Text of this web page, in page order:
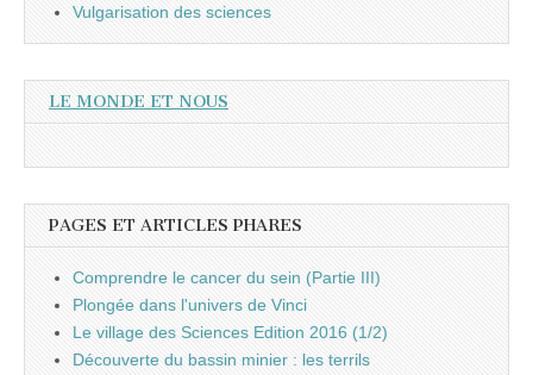
Vulgarisation des sciences
LE MONDE ET NOUS
PAGES ET ARTICLES PHARES
Comprendre le cancer du sein (Partie III)
Plongée dans l'univers de Vinci
Le village des Sciences Edition 2016 (1/2)
Découverte du bassin minier : les terrils